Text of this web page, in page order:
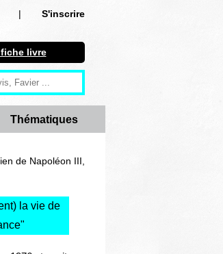
|
S'inscrire
livre
livre
Thématiques
de Napoléon III,
la vie de
"